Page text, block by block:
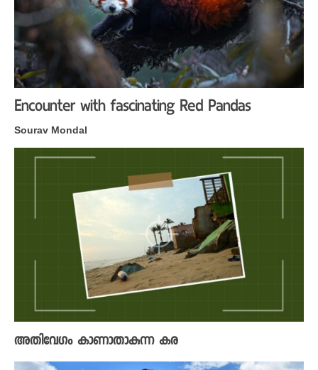
Encounter with fascinating Red Pandas
Sourav Mondal
അതിവേ​ഗം കാണാതാകുന്ന കര